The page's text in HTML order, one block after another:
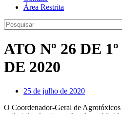
Área Restrita
ATO Nº 26 DE
DE 2020
25 de julho de 2020
O Coordenador-Geral de Agrotóxicos